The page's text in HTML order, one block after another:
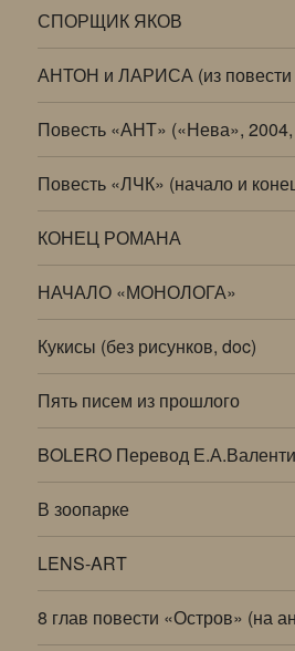
СПОРЩИК ЯКОВ
АНТОН и ЛАРИСА (из
Повесть «АНТ» («Нева»,
Повесть «ЛЧК» (начало и
КОНЕЦ РОМАНА
НАЧАЛО «МОНОЛОГА»
Кукисы (без рисунков, doc)
Пять писем из прошлого
BOLERO Перевод
В зоопарке
LENS-ART
8 глав повести «Остров» (на